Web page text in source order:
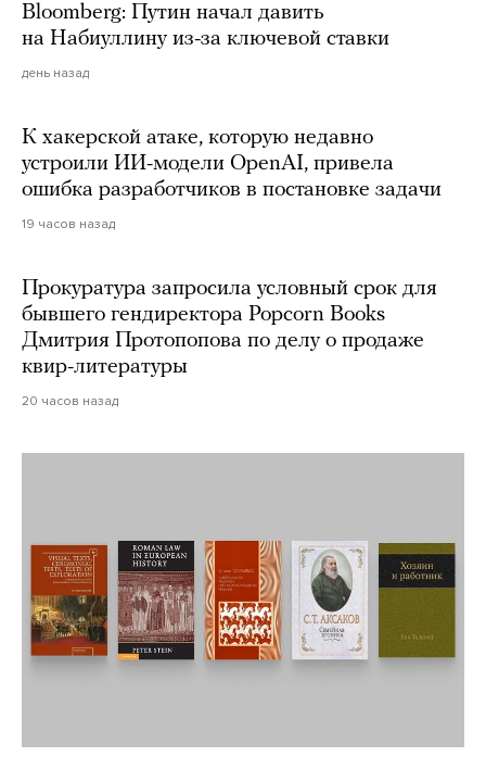
Bloomberg: Путин начал давить
на Набиуллину из-за ключевой ставки
день назад
К хакерской атаке, которую недавно
устроили ИИ-модели OpenAI, привела
ошибка разработчиков в постановке задачи
19 часов назад
Прокуратура запросила условный срок для
бывшего гендиректора Popcorn Books
Дмитрия Протопопова по делу о продаже
квир-литературы
20 часов назад